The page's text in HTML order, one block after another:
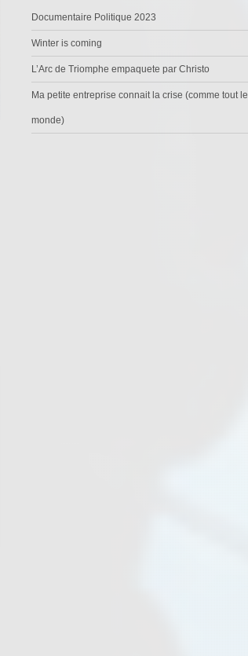
Documentaire Politique 2023
Winter is coming
L’Arc de Triomphe empaquete par Christo
Ma petite entreprise connait la crise (comme tout le
monde)